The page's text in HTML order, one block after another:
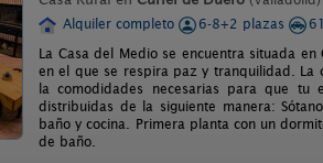
Alquiler completo
6-8+2 plazas
La Casa del Medio se encuentra situada
en el que se respira paz y tranquilidad. La
la comodidades necesarias para que tu
distribuidas de la siguiente manera:
baño y cocina. Primera planta con un
de baño.